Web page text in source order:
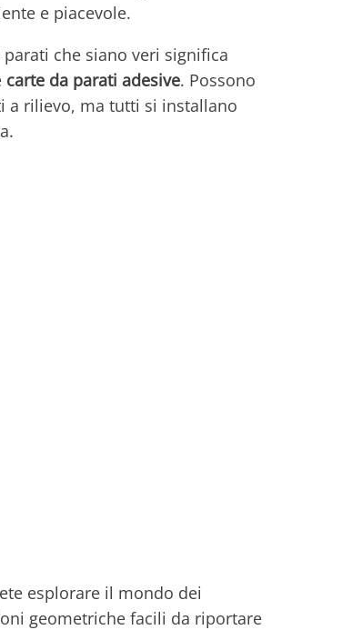
e piacevole.
che siano veri significa
carte da parati adesive. Possono
a rilievo, ma tutti si installano
esplorare il mondo dei
geometriche facili da riportare